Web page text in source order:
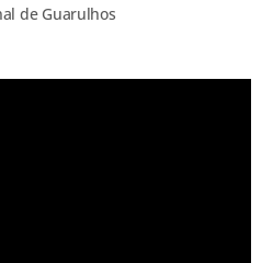
de Guarulhos